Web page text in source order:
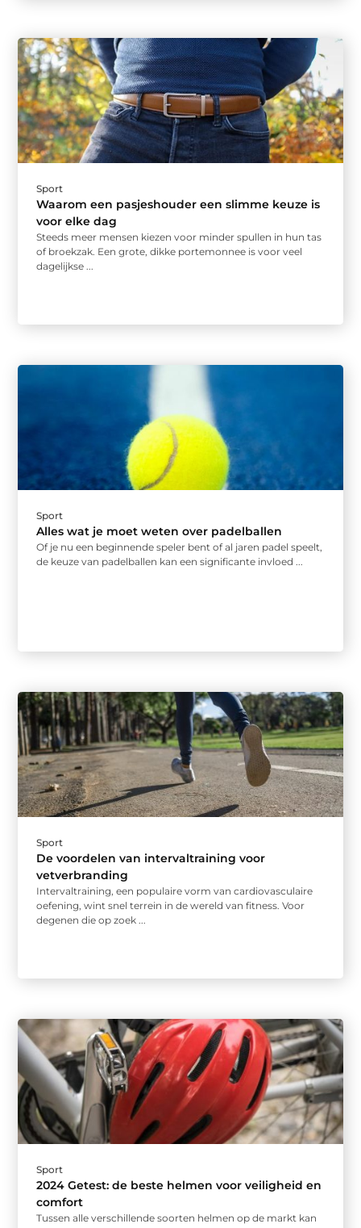
Sport
Waarom een pasjeshouder een slimme keuze is
voor elke dag
Steeds meer mensen kiezen voor minder spullen in hun tas
of broekzak. Een grote, dikke portemonnee is voor veel
dagelijkse ...
Sport
Alles wat je moet weten over padelballen
Of je nu een beginnende speler bent of al jaren padel speelt,
de keuze van padelballen kan een significante invloed ...
Sport
De voordelen van intervaltraining voor
vetverbranding
Intervaltraining, een populaire vorm van cardiovasculaire
oefening, wint snel terrein in de wereld van fitness. Voor
degenen die op zoek ...
Sport
2024 Getest: de beste helmen voor veiligheid en
comfort
Tussen alle verschillende soorten helmen op de markt kan